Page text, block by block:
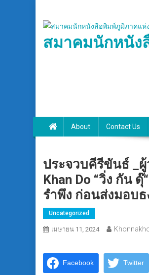
content
สมาคมนักหนัง
About Contact Us
ประจวบคีรีขันธ์ _
Khan Do “วิ่ง กัน
รำพึง ก่อนส่งมอบ
Uncategorized
เมษายน 11, 2024
Facebook Twitter